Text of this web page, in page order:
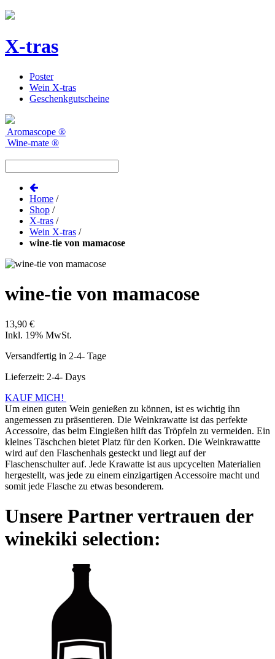
X-tras
Poster
Wein X-tras
Geschenkgutscheine
Aromascope ®
Wine-mate ®
Home /
Shop /
X-tras /
Wein X-tras /
wine-tie von mamacose
wine-tie von mamacose
13,90 €
Inkl. 19% MwSt.
Versandfertig in 2-4- Tage
Lieferzeit: 2-4- Days
KAUF MICH!
Um einen guten Wein genießen zu können, ist es wichtig ihn
angemessen zu präsentieren. Die Weinkrawatte ist das perfekte
Accessoire, das beim Eingießen hilft das Tröpfeln zu vermeiden. Ein
kleines Täschchen bietet Platz für den Korken. Die Weinkrawattte
wird auf den Flaschenhals gesteckt und liegt auf der
Flaschenschulter auf. Jede Krawatte ist aus upcycelten Materialien
hergestellt, was jede zu einem einzigartigen Accessoire macht und
somit jede Flasche zu etwas besonderem.
Unsere Partner vertrauen der
winekiki selection: